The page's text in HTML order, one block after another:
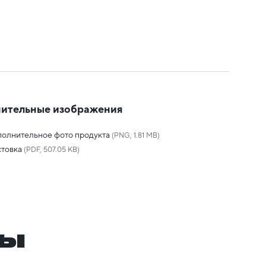
изображения
фото продукта (PNG, 1.81 MB)
(PDF, 507.05 KB)